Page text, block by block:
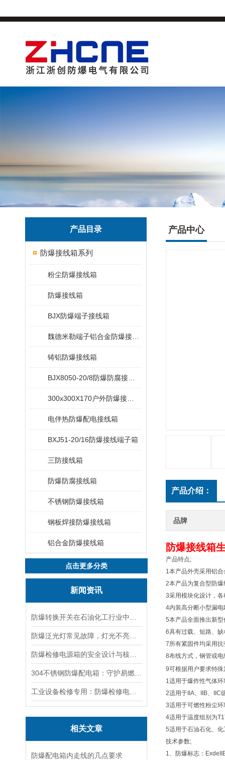
产品目录
防爆接线箱系列
粉尘防爆接线箱
防爆接线箱
BJX防爆端子接线箱
铸铝防爆接线箱
电伴热防爆配电接线箱
BXJ51-20/16防爆接线端子箱
三防接线箱
防爆防腐接线箱
不锈钢防爆接线箱
钢板焊接防爆接线箱
铝合金防爆接线箱
点击更多分类
新闻资讯
相关文章
防爆配电箱内走线的几点要求
产品中心
产品介绍：
品牌
防爆接线箱
产品特点;
1本产品外壳采用铝
2本产品为复合型防
3采用模块化设计，
4内装高分断小型漏
5本产品全面推出新
6具有过载、短路、
7所有紧固件均采用
8布线方式，钢管或
9可根据用户要求特殊
1适用于爆炸性气体
2适用于IIA、IIB、IIC
3适用于可燃性粉尘
4适用于温度组别为
5适用于石油石化、
技术参数;
1、防爆标志：